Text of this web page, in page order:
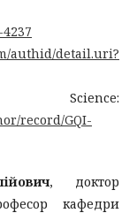
authid/detail.uri?
record/GQI-
, доктор
кафедри